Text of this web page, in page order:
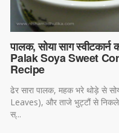
पालक, सोया साग स्वीटकार्न
Palak Soya Sweet
Recipe
ढेर सारा पालक, महक भरे थोड़े से
Leaves), और ताजे भुट्टौं से निकले
स्...